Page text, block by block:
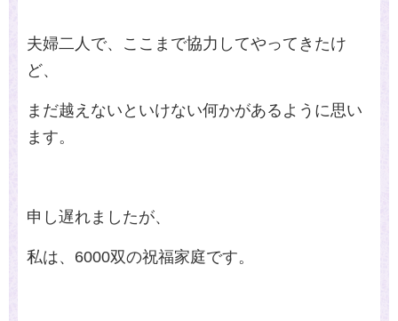
夫婦二人で、ここまで協力してやってきたけ
ど、
まだ越えないといけない何かがあるように思い
ます。
申し遅れましたが、
私は、 6000双の祝福家庭です。